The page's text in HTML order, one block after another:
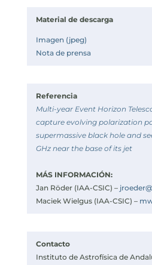
Material de descarga
Imagen (jpeg)
Nota de prensa
Referencia
Multi-year Event Horizon
capture evolving polarization
supermassive black hole and
GHz near the base of its jet
MÁS INFORMACIÓN:
Jan Röder (IAA-CSIC) –
Maciek Wielgus (IAA-CSIC) –
Contacto
Instituto de Astrofísica de